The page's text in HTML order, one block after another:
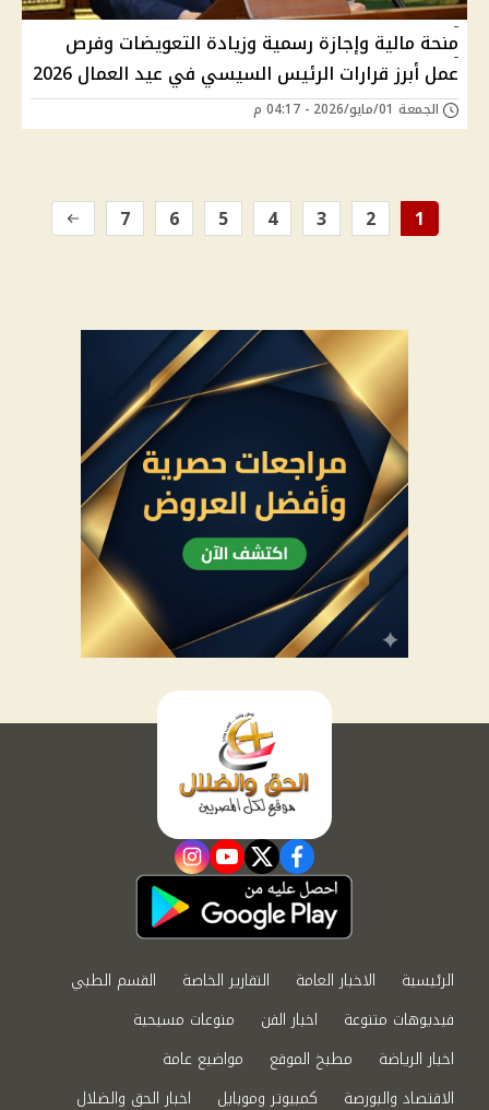
منحة مالية وإجازة رسمية وزيادة التعويضات وفرص
عمل أبرز قرارات الرئيس السيسي في عيد العمال 2026
الجمعة 01/مايو/2026 - 04:17 م
1
2
3
4
5
6
7
facebook
twitter
youtube
instagram
الرئيسية الاخبار العامة التقارير الخاصة
القسم الطبي
فيديوهات متنوعة
اخبار الفن
منوعات مسيحية
اخبار الرياضة
مطبخ الموقع
مواضيع عامة
الاقتصاد والبورصة
كمبيوتر وموبايل اخبار الحق والضلال